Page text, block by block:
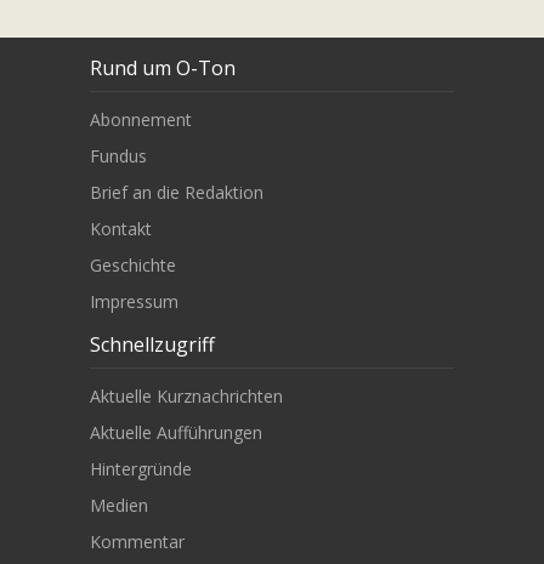
Rund um O-Ton
Abonnement
Fundus
Brief an die Redaktion
Kontakt
Geschichte
Impressum
Schnellzugriff
Aktuelle Kurznachrichten
Aktuelle Aufführungen
Hintergründe
Medien
Kommentar